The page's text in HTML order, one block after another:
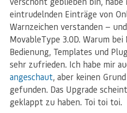
eintrudelnden Einträge von
Warnzeichen verstanden —
MovableType 3.0D. Warum
Bedienung, Templates und
sehr zufrieden. Ich habe mir
angeschaut, aber keinen
gefunden. Das Upgrade
geklappt zu haben. Toi toi toi.